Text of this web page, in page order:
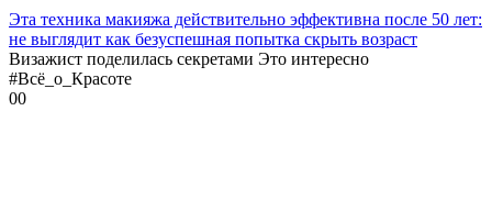
Эта техника макияжа действительно эффективна после 50 лет:
не выглядит как безуспешная попытка скрыть возраст
Визажист поделилась секретами Это интересно
#Всё_о_Красоте
00